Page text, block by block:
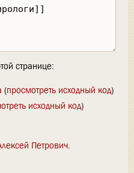
странице:
(просмотреть исходный код)
исходный код)
Петрович.